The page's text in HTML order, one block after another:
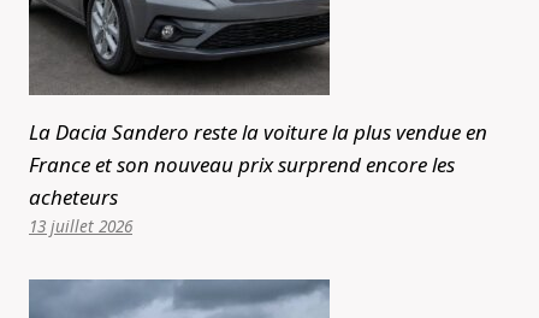
La Dacia Sandero reste la voiture la plus vendue en
France et son nouveau prix surprend encore les
acheteurs
13 juillet 2026